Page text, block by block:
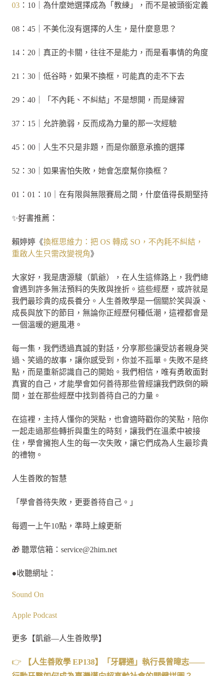
03 ：10｜為什麼她選擇成為「教練」，而不是被頭銜定義
08：45｜不美化沒有選擇的人生，是什麼意思？
14：20｜真正的卡關，往往不是能力，而是看事情的角度
21：30｜低谷時，如果不換框，可能真的走不下去
29：40｜「不內耗、不糾結」不是想開，而是練習
37：15｜允許脆弱，反而成為力量的那一次經驗
45：00｜人生不只是非題，而是你願意承擔的選擇
52：30｜如果害怕失敗，她會怎麼幫你換框？
01：01：10｜在有限與無限賽局之間，什麼值得長期堅持
✨好書推薦：
賴婷婷《換框思維力：把 OS 轉成 SO，不內耗不糾結，
重啟人生只需改變視角》
大家好，我是唐源駿（凱爺），在人生這條路上，我們總
會遇到許多無法預料的失敗與挫折。這些經歷，或許就是
我們最珍貴的成長養分。人生善敗學是一個關於笑與淚、
成長與放下的節目，無論你正經歷何種低潮，這裡都會是
一個溫暖的避風港。
每一集，我們透過真誠的對話，分享那些讓受訪者親身哭
過、笑過的故事，讓你感受到，你並不孤單。失敗不是終
點，而是重新認識自己的開始。我們相信，唯有勇敢面對
真實的自己，才能學會如何善待那些曾經讓我們跌倒的瞬
間，並在那些經歷中找到善待自己的力量。
在這裡，主持人懂你的哭點，也會適時戳你的笑點，陪你
一起走過那些轉折與重生的時刻，讓我們在溫柔中被接
住，學會擁抱人生的每一次失敗，讓它們成為人生最珍貴
的禮物。
人生善敗的智慧
「學會善待失敗，更要善待自己。」
每週一上午10點，準時上線更新
🎁 聽眾信箱： service@2him.net
●收聽網址：
Sound On
Apple Podcast
更多【凱爺—人生善敗學】
👉 【人生善敗學 EP138】「牙驛通」執行長曾暐志——